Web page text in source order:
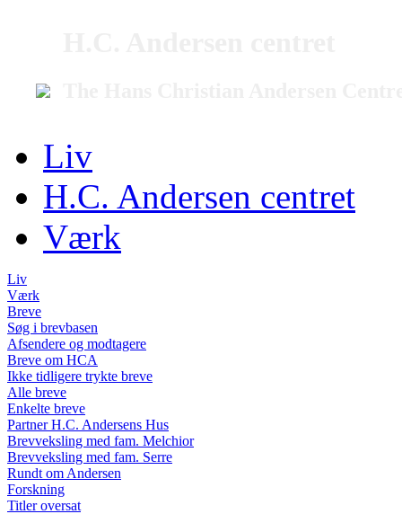
Liv
H.C. Andersen centret
Værk
Liv
Værk
Breve
Søg i brevbasen
Afsendere og modtagere
Breve om HCA
Ikke tidligere trykte breve
Alle breve
Enkelte breve
Partner H.C. Andersens Hus
Brevveksling med fam. Melchior
Brevveksling med fam. Serre
Rundt om Andersen
Forskning
Titler oversat